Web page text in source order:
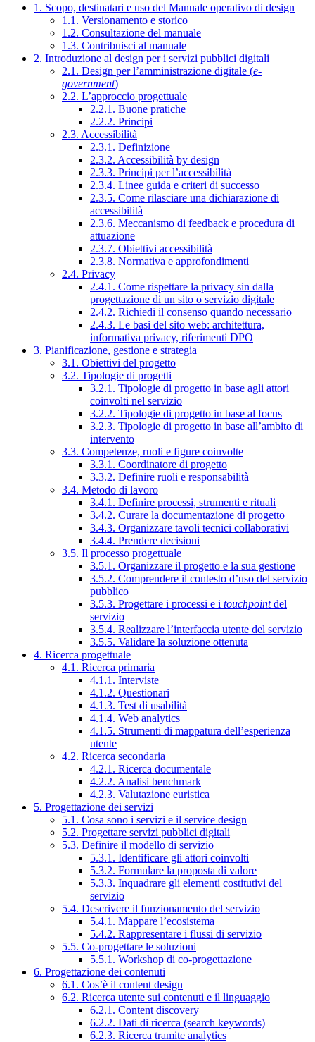
1. Scopo, destinatari e uso del Manuale operativo di design
1.1. Versionamento e storico
1.2. Consultazione del manuale
1.3. Contribuisci al manuale
2. Introduzione al design per i servizi pubblici digitali
2.1. Design per l’amministrazione digitale (e-
government)
2.2. L’approccio progettuale
2.2.1. Buone pratiche
2.2.2. Principi
2.3. Accessibilità
2.3.1. Definizione
2.3.2. Accessibilità by design
2.3.3. Principi per l’accessibilità
2.3.4. Linee guida e criteri di successo
2.3.5. Come rilasciare una dichiarazione di
accessibilità
2.3.6. Meccanismo di feedback e procedura di
attuazione
2.3.7. Obiettivi accessibilità
2.3.8. Normativa e approfondimenti
2.4. Privacy
2.4.1. Come rispettare la privacy sin dalla
progettazione di un sito o servizio digitale
2.4.2. Richiedi il consenso quando necessario
2.4.3. Le basi del sito web: architettura,
informativa privacy, riferimenti DPO
3. Pianificazione, gestione e strategia
3.1. Obiettivi del progetto
3.2. Tipologie di progetti
3.2.1. Tipologie di progetto in base agli attori
coinvolti nel servizio
3.2.2. Tipologie di progetto in base al focus
3.2.3. Tipologie di progetto in base all’ambito di
intervento
3.3. Competenze, ruoli e figure coinvolte
3.3.1. Coordinatore di progetto
3.3.2. Definire ruoli e responsabilità
3.4. Metodo di lavoro
3.4.1. Definire processi, strumenti e rituali
3.4.2. Curare la documentazione di progetto
3.4.3. Organizzare tavoli tecnici collaborativi
3.4.4. Prendere decisioni
3.5. Il processo progettuale
3.5.1. Organizzare il progetto e la sua gestione
3.5.2. Comprendere il contesto d’uso del servizio
pubblico
3.5.3. Progettare i processi e i touchpointdel
servizio
3.5.4. Realizzare l’interfaccia utente del servizio
3.5.5. Validare la soluzione ottenuta
4. Ricerca progettuale
4.1. Ricerca primaria
4.1.1. Interviste
4.1.2. Questionari
4.1.3. Test di usabilità
4.1.4. Web analytics
4.1.5. Strumenti di mappatura dell’esperienza
utente
4.2. Ricerca secondaria
4.2.1. Ricerca documentale
4.2.2. Analisi benchmark
4.2.3. Valutazione euristica
5. Progettazione dei servizi
5.1. Cosa sono i servizi e il service design
5.2. Progettare servizi pubblici digitali
5.3. Definire il modello di servizio
5.3.1. Identificare gli attori coinvolti
5.3.2. Formulare la proposta di valore
5.3.3. Inquadrare gli elementi costitutivi del
servizio
5.4. Descrivere il funzionamento del servizio
5.4.1. Mappare l’ecosistema
5.4.2. Rappresentare i flussi di servizio
5.5. Co-progettare le soluzioni
5.5.1. Workshop di co-progettazione
6. Progettazione dei contenuti
6.1. Cos’è il content design
6.2. Ricerca utente sui contenuti e il linguaggio
6.2.1. Content discovery
6.2.2. Dati di ricerca (search keywords)
6.2.3. Ricerca tramite analytics